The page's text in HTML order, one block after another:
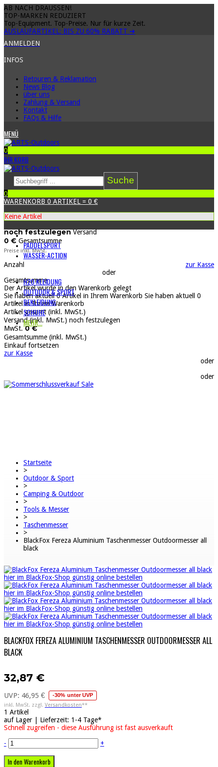
AB NACH DRAUSSEN!
TOP-MARKEN REDUZIERT
Top-Equipment. Top-Preise. Nur für kurze Zeit.
AUSLAUFARTIKEL: BIS ZU 60% RABATT ➔
ANMELDEN
INFOS
Retouren & Reklamation
News Blog
über uns
Zahlung & Versand
Kontakt
FAQs & Hilfe
MENÜ
0
IHR KORB
Suche
0
WARENKORB 0 ARTIKEL = 0 €
Keine Artikel
noch festzulegenVersand
0 € Gesamtsumme
Preise inkl. MwSt.
zur Kasse
oder
Anzahl
Gesamtsumme
Der Artikel wurde in den Warenkorb gelegt
Sie haben aktuell0Artikel in Ihrem Warenkorb Sie haben aktuell 0
Artikel in Ihrem Warenkorb
Artikel gesamt (inkl. MwSt.)
Versand (inkl. MwSt.) noch festzulegen
MwSt. 0 €
Gesamtsumme (inkl. MwSt.)
Einkauf fortsetzen
zur Kasse
oder
oder
PADDELSPORT
WASSER-ACTION
H2O KLEIDUNG
OUTDOOR & SPORT
BEKLEIDUNG
SCHUHE
MEHR...
Startseite
>
Outdoor & Sport
>
Camping & Outdoor
>
Tools & Messer
>
Taschenmesser
>
BlackFox Fereza Aluminium Taschenmesser Outdoormesser all
black
BLACKFOX FEREZA ALUMINIUM TASCHENMESSER OUTDOORMESSER ALL
BLACK
32,87 €
UVP: 46,95 € -30% unter UVP
inkl. MwSt. zzgl. Versandkosten**
1 Artikel
auf Lager | Lieferzeit: 1-4 Tage*
Schnell zugreifen - diese Ausführung ist fast ausverkauft
-
+
In den Warenkorb